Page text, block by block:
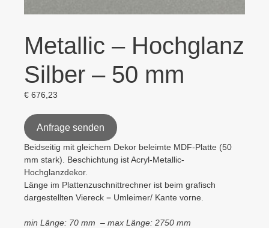
Metallic – Hochglanz
Silber – 50 mm
€ 676,23
Anfrage senden
Beidseitig mit gleichem Dekor beleimte MDF-Platte (50
mm stark). Beschichtung ist Acryl-Metallic-
Hochglanzdekor.
Länge im Plattenzuschnittrechner ist beim grafisch
dargestellten Viereck = Umleimer/ Kante vorne.
min Länge: 70 mm – max Länge: 2750 mm